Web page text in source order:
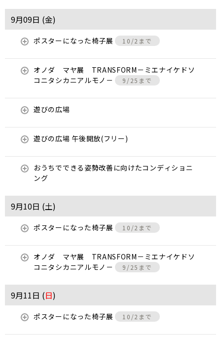
9月09日 (金)
ポスターになった椅子展 10/2まで
オノダ マヤ展 TRANSFORM－ミエナイケドソ
コニタシカニアルモノ－
9/25まで
遊びの広場
遊びの広場 午後開放(フリー)
おうちでできる姿勢改善に向けたコンディショニ
ング
9月10日 (土)
ポスターになった椅子展 10/2まで
オノダ マヤ展 TRANSFORM－ミエナイケドソ
コニタシカニアルモノ－
9/25まで
9月11日 (日)
ポスターになった椅子展 10/2まで